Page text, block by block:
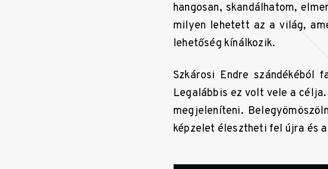
hangosan, skandálhatom,
milyen lehetett az a világ,
lehetőség kínálkozik.
Szkárosi Endre szándékéból
Legalábbis ez volt vele a
megjeleníteni.
képzelet élesztheti fel újra és